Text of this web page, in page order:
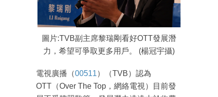
圖片:TVB副主席黎瑞剛看好OTT發展潛
力，希望可爭取更多用戶。 (楊冠宇攝)
電視廣播（00511）（TVB）認為
OTT（Over The Top，網絡電視）目前發